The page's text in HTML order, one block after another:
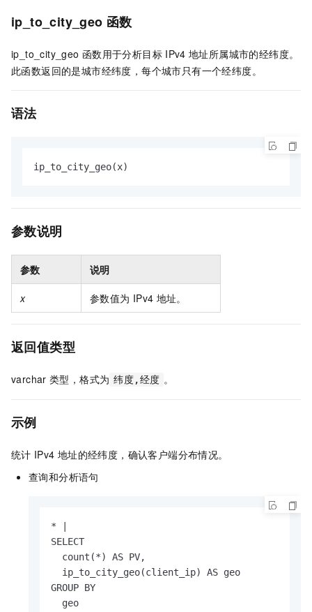
ip_to_city_geo 函数
ip_to_city_geo 函数用于分析目标 IPv4 地址所属城市的经纬度。
此函数返回的是城市经纬度，每个城市只有一个经纬度。
语法
ip_to_city_geo(x)
参数说明
参数 说明
x 参数值为 IPv4 地址。
返回值类型
varchar 类型，格式为 纬度,经度 。
示例
统计 IPv4 地址的经纬度，确认客户端分布情况。
查询和分析语句
* |
SELECT
  count(*) AS PV,
  ip_to_city_geo(client_ip) AS geo
GROUP BY
  geo